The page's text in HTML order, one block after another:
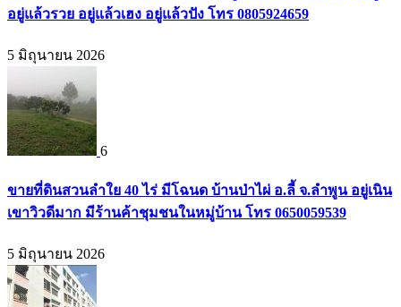
อยู่แล้วรวย อยู่แล้วเฮง อยู่แล้วปัง โทร 0805924659
5 มิถุนายน 2026
6
ขายที่ดินสวนลำใย 40 ไร่ มีโฉนด บ้านป่าไผ่ อ.ลี้ จ.ลำพูน อยู่เนิน
เขาวิวดีมาก มีร้านค้าชุมชนในหมู่บ้าน โทร 0650059539
5 มิถุนายน 2026